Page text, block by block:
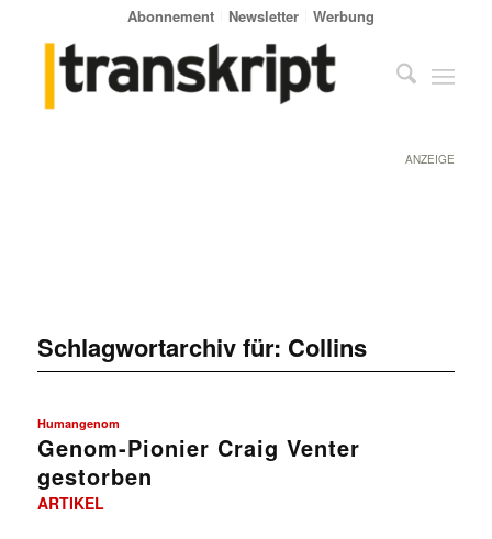
Abonnement Newsletter Werbung
ANZEIGE
Schlagwortarchiv für: Collins
Humangenom
Genom-Pionier Craig Venter
gestorben
ARTIKEL